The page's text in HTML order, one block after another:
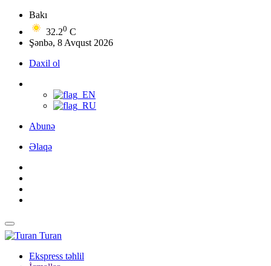
Bakı
32.20 C
Şənbə, 8 Avqust 2026
Daxil ol
Abunə
Əlaqə
Turan
Ekspress təhlil